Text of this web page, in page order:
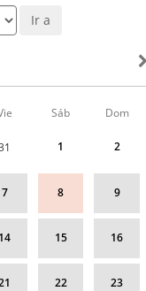
Ir a
Sáb Dom
1 2
7 8 9
14 15 16
22 23